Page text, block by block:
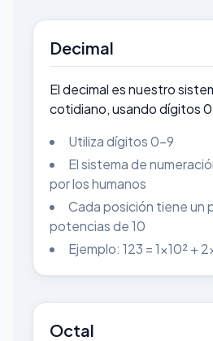
Decimal
El decimal es nuestro
cotidiano, usando dígitos
Utiliza dígitos 0-9
El sistema de
por los humanos
Cada posición tiene un
potencias de 10
Ejemplo: 123 = 1×10² +
Octal